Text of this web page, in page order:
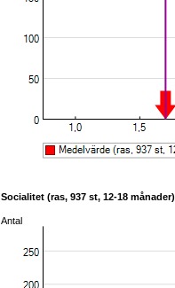
Socialitet (ras, 937 st, 12-18 månader)
Antal